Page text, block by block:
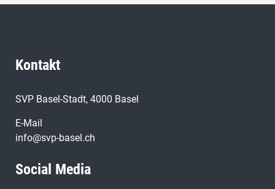
Kontakt
SVP Basel-Stadt, 4000 Basel
E-Mail
info@svp-basel.ch
Social Media